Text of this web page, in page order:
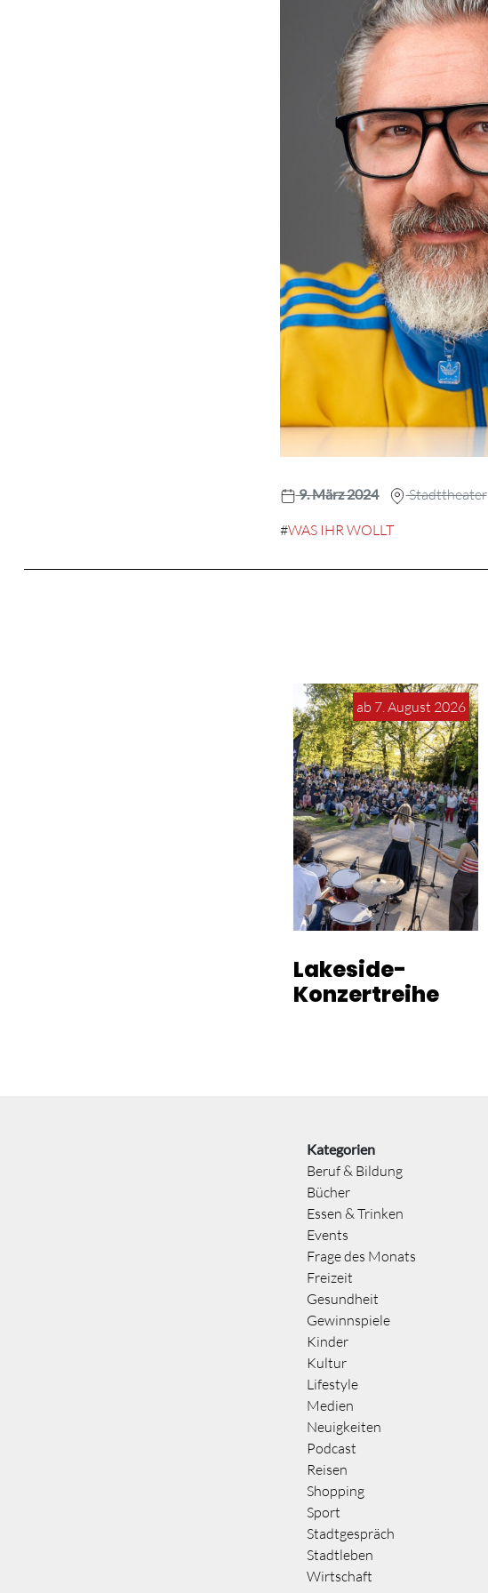
9. März 2024 Stadttheater
#WAS IHR WOLLT
ab 7. August 2026
Lakeside-
Konzertreihe
Kategorien
Beruf & Bildung
Bücher
Essen & Trinken
Events
Frage des Monats
Freizeit
Gesundheit
Gewinnspiele
Kinder
Kultur
Lifestyle
Medien
Neuigkeiten
Podcast
Reisen
Shopping
Sport
Stadtgespräch
Stadtleben
Wirtschaft